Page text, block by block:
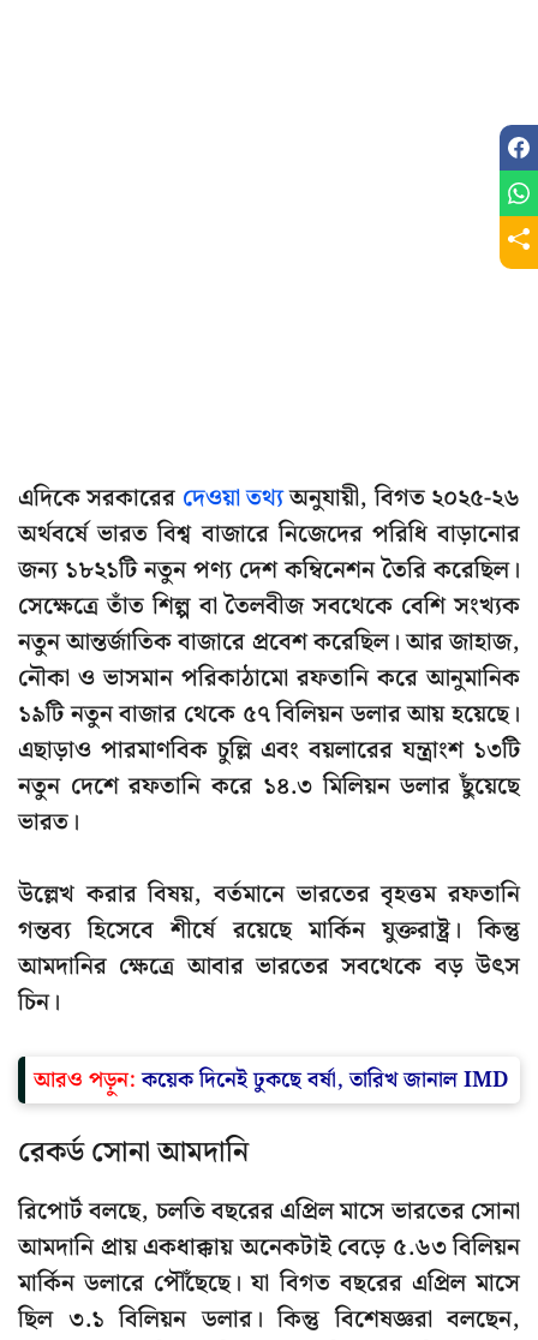
এদিকে সরকারের দেওয়া তথ্যঅনুযায়ী, বিগত ২০২৫-২৬
অর্থবর্ষে ভারত বিশ্ব বাজারে নিজেদের পরিধি বাড়ানোর
জন্য ১৮২১টি নতুন পণ্য দেশ কম্বিনেশন তৈরি করেছিল।
সেক্ষেত্রে তাঁত শিল্প বা তৈলবীজ সবথেকে বেশি সংখ্যক
নতুন আন্তর্জাতিক বাজারে প্রবেশ করেছিল। আর জাহাজ,
নৌকা ও ভাসমান পরিকাঠামো রফতানি করে আনুমানিক
১৯টি নতুন বাজার থেকে ৫৭ বিলিয়ন ডলার আয় হয়েছে।
এছাড়াও পারমাণবিক চুল্লি এবং বয়লারের যন্ত্রাংশ ১৩টি
নতুন দেশে রফতানি করে ১৪.৩ মিলিয়ন ডলার ছুঁয়েছে
ভারত।
উল্লেখ করার বিষয়, বর্তমানে ভারতের বৃহত্তম রফতানি
গন্তব্য হিসেবে শীর্ষে রয়েছে মার্কিন যুক্তরাষ্ট্র। কিন্তু
আমদানির ক্ষেত্রে আবার ভারতের সবথেকে বড় উৎস
চিন।
আরও পড়ুন:কয়েক দিনেই ঢুকছে বর্ষা, তারিখ জানাল IMD
রেকর্ড সোনা আমদানি
রিপোর্ট বলছে, চলতি বছরের এপ্রিল মাসে ভারতের সোনা
আমদানি প্রায় একধাক্কায় অনেকটাই বেড়ে ৫.৬৩ বিলিয়ন
মার্কিন ডলারে পৌঁছেছে। যা বিগত বছরের এপ্রিল মাসে
ছিল ৩.১ বিলিয়ন ডলার। কিন্তু বিশেষজ্ঞরা বলছেন,